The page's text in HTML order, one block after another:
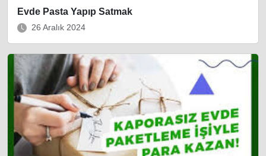
Evde Pasta Yapıp Satmak
26 Aralık 2024